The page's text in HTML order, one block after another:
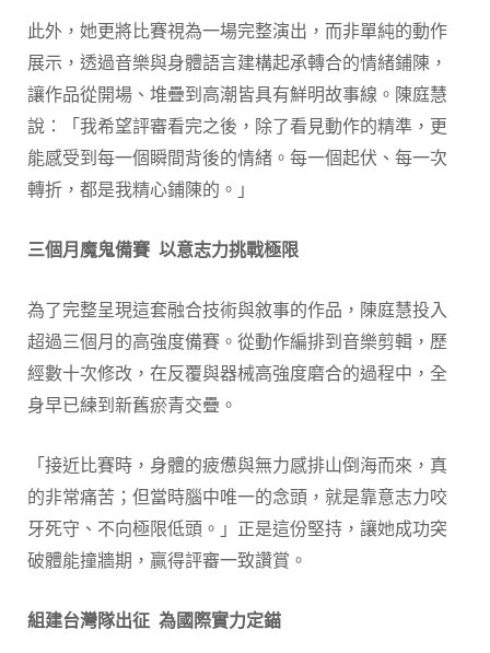
此外，她更將比賽視為一場完整演出，而非單純的動作
展示，透過音樂與身體語言建構起承轉合的情緒鋪陳，
讓作品從開場、堆疊到高潮皆具有鮮明故事線。陳庭慧
說：「我希望評審看完之後，除了看見動作的精準，更
能感受到每一個瞬間背後的情緒。每一個起伏、每一次
轉折，都是我精心鋪陳的。」
三個月魔鬼備賽 以意志力挑戰極限
為了完整呈現這套融合技術與敘事的作品，陳庭慧投入
超過三個月的高強度備賽。從動作編排到音樂剪輯，歷
經數十次修改，在反覆與器械高強度磨合的過程中，全
身早已練到新舊瘀青交疊。
「接近比賽時，身體的疲憊與無力感排山倒海而來，真
的非常痛苦；但當時腦中唯一的念頭，就是靠意志力咬
牙死守、不向極限低頭。」正是這份堅持，讓她成功突
破體能撞牆期，贏得評審一致讚賞。
組建台灣隊出征 為國際實力定錨